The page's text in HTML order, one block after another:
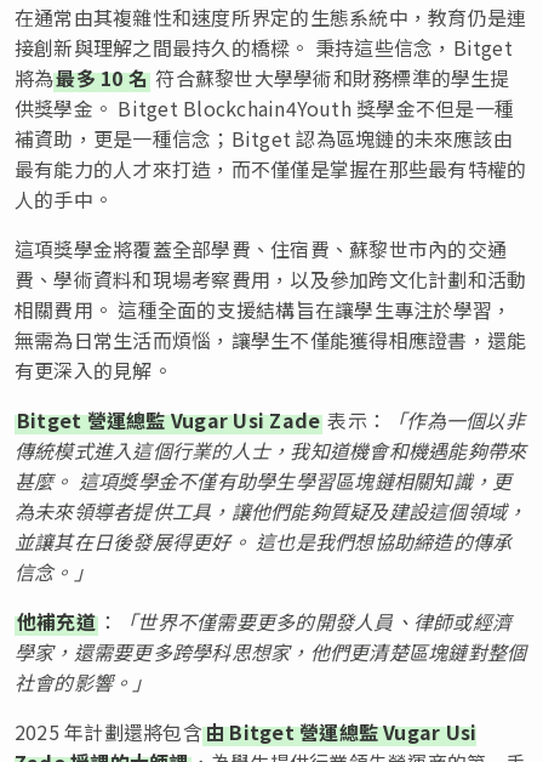
在通常由其複雜性和速度所界定的生態系統中，教育仍是連
接創新與理解之間最持久的橋樑。 秉持這些信念，Bitget
將為最多 10 名 符合蘇黎世大學學術和財務標準的學生提
供獎學金。 Bitget Blockchain4Youth 獎學金不但是一種
補資助，更是一種信念；Bitget 認為區塊鏈的未來應該由
最有能力的人才來打造，而不僅僅是掌握在那些最有特權的
人的手中。
這項獎學金將覆蓋全部學費、住宿費、蘇黎世市內的交通
費、學術資料和現場考察費用，以及參加跨文化計劃和活動
相關費用。 這種全面的支援結構旨在讓學生專注於學習，
無需為日常生活而煩惱，讓學生不僅能獲得相應證書，還能
有更深入的見解。
Bitget 營運總監 Vugar Usi Zade 表示：
「作為一個以非
傳統模式進入這個行業的人士，我知道機會和機遇能夠帶來
甚麼。 這項獎學金不僅有助學生學習區塊鏈相關知識，更
為未來領導者提供工具，讓他們能夠質疑及建設這個領域，
並讓其在日後發展得更好。 這也是我們想協助締造的傳承
信念。」
他補充道：
「世界不僅需要更多的開發人員、律師或經濟
學家，還需要更多跨學科思想家，他們更清楚區塊鏈對整個
社會的影響。」
2025 年計劃還將包含由 Bitget 營運總監 Vugar Usi